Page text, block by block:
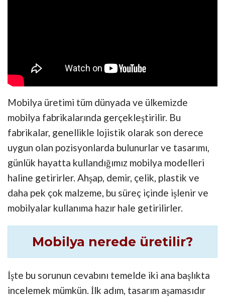
Mobilya üretimi tüm dünyada ve ülkemizde
mobilya fabrikalarında gerçekleştirilir. Bu
fabrikalar, genellikle lojistik olarak son derece
uygun olan pozisyonlarda bulunurlar ve tasarımı,
günlük hayatta kullandığımız mobilya modelleri
haline getirirler. Ahşap, demir, çelik, plastik ve
daha pek çok malzeme, bu süreç içinde işlenir ve
mobilyalar kullanıma hazır hale getirilirler.
Mobilya nerede üretilir?
İşte bu sorunun cevabını temelde iki ana başlıkta
incelemek mümkün. İlk adım, tasarım aşamasıdır